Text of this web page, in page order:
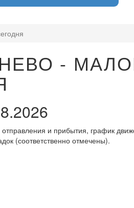
-
и прибытия, график
(соответственно отмечены).